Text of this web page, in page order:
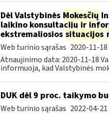
Dėl Valstybinės Mokesčių
laikino konsultacijųir
ekstremaliosios situacijos
Web turinio sąrašas 2020-11-18
Atnaujinimo data: 2020-11-18
informuoja, kad Valstybinės
DUK dėl 9 proc. taikymo
Web turinio sąrašas 2022-04-21